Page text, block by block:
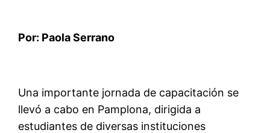
Por: Paola Serrano
Una importante jornada de capacitación se
llevó a cabo en Pamplona, dirigida a
estudiantes de diversas instituciones